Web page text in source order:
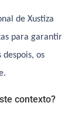
de Xustiza
para garantir
os
contexto?